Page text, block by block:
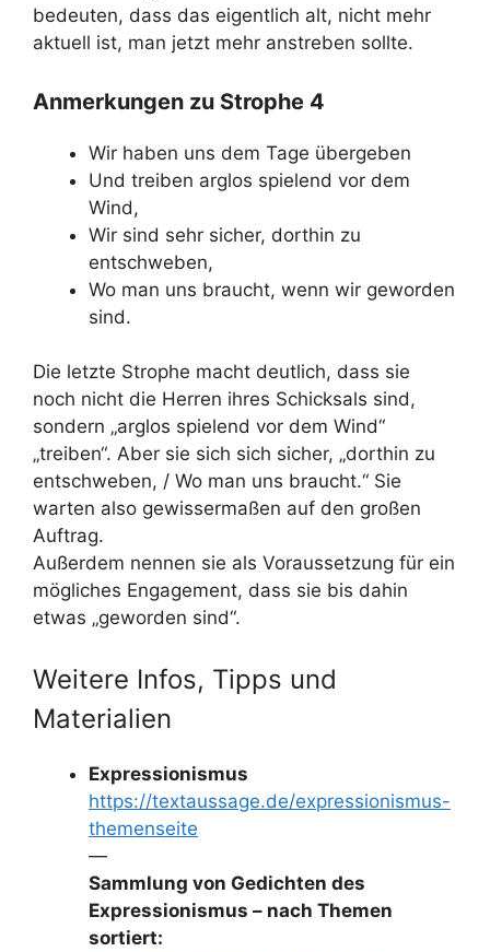
bedeuten, dass das eigentlich alt, nicht mehr
aktuell ist, man jetzt mehr anstreben sollte.
Anmerkungen zu Strophe 4
Wir haben uns dem Tage übergeben
Und treiben arglos spielend vor dem
Wind,
Wir sind sehr sicher, dorthin zu
entschweben,
Wo man uns braucht, wenn wir geworden
sind.
Die letzte Strophe macht deutlich, dass sie
noch nicht die Herren ihres Schicksals sind,
sondern „arglos spielend vor dem Wind“
„treiben“. Aber sie sich sich sicher, „dorthin zu
entschweben, / Wo man uns braucht.“ Sie
warten also gewissermaßen auf den großen
Auftrag.
Außerdem nennen sie als Voraussetzung für ein
mögliches Engagement, dass sie bis dahin
etwas „geworden sind“.
Weitere Infos, Tipps und
Materialien
Expressionismus
https://textaussage.de/expressionismus-
themenseite
—
Sammlung von Gedichten des
Expressionismus – nach Themen
sortiert: